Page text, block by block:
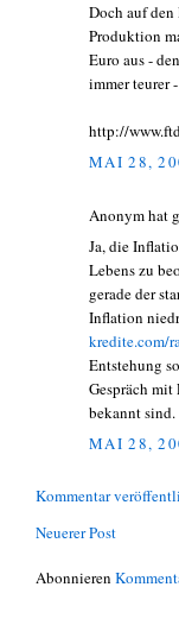
Doch auf
Produktion
Euro aus -
immer teurer
http://
MAI 28,
Anonym hat
Ja, die
Lebens zu
gerade der
Inflation
kredite.com/
Entstehung
Gespräch
bekannt sind.
MAI 28,
Kommentar
Neuerer Post
Abonnieren